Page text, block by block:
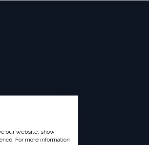
our website, show
For more information